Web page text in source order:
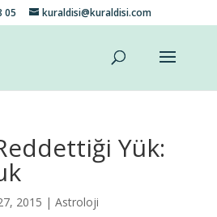
05 kuraldisi@kuraldisi.com
Yük:
2015 | Astroloji